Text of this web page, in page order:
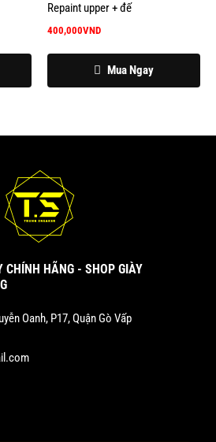
Repaint upper + đế
400,000VND
Mua Ngay
CHÍNH HÃNG - SHOP GIÀY
Oanh, P17, Quận Gò Vấp